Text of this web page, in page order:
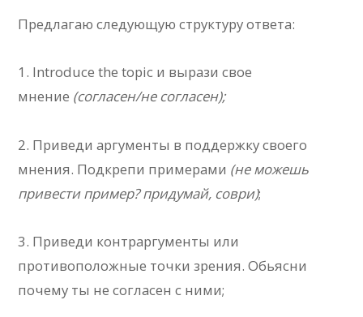
Предлагаю следующую структуру ответа:
1. Introduce the topic и вырази свое
мнение (согласен/не согласен);
2. Приведи аргументы в поддержку своего
мнения. Подкрепи примерами (не можешь
привести пример? придумай, соври);
3. Приведи контраргументы или
противоположные точки зрения. Обьясни
почему ты не согласен с ними;